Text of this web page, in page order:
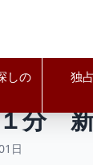
しの
独
兵庫県 神
分
日